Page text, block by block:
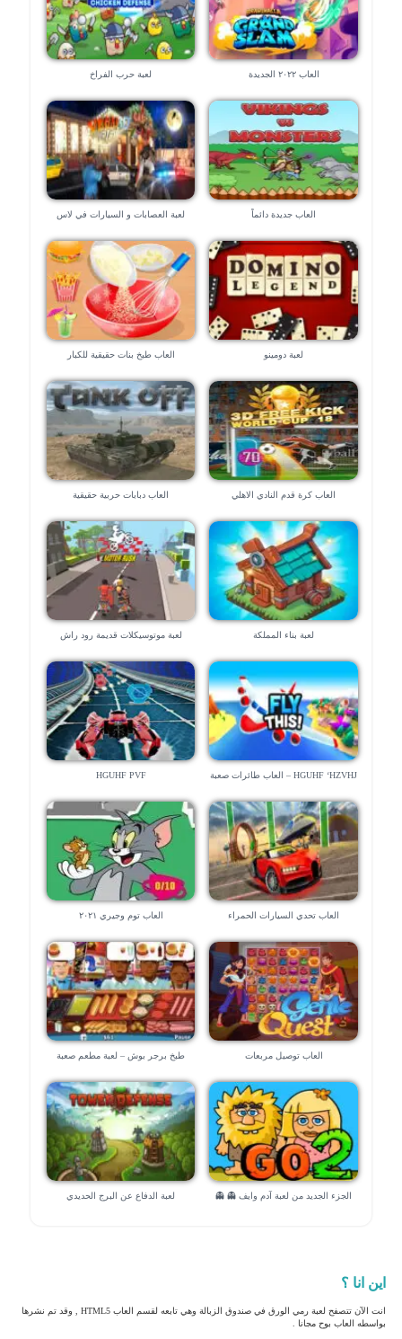
العاب ٢٠٢٢ الجديدة لعبة حرب الفراخ
العاب جديدة دائماً
لعبة العصابات و السيارات في لاس
لعبة دومينو العاب طبخ بنات حقيقية للكبار
العاب كرة قدم النادي الاهلي العاب دبابات حربية حقيقية
لعبة بناء المملكة لعبة موتوسيكلات قديمة رود راش
HGUHF ‘HZVHJ – العاب طائرات صعبة HGUHF PVF
العاب تحدي السيارات الحمراء العاب توم وجيري ٢٠٢١
العاب توصيل مربعات طبخ برجر بوش – لعبة مطعم صعبة
الجزء الجديد من لعبة آدم وايف 👻 👻 لعبة الدفاع عن البرج الحديدي
اين انا ؟
انت الآن تتصفح لعبة رمي الورق في صندوق الزبالة وهي تابعه لقسم العاب HTML5 , وقد تم نشرها
بواسطه العاب بوح مجانا .